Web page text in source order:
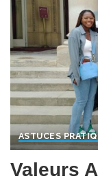
ASTUCES
Valeurs